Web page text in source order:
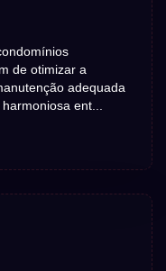
de otimizar a
adequada
ent...